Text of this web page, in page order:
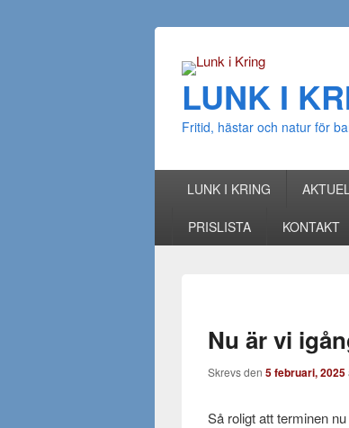
LUNK I
Fritid, hästar och natur för
Huvudmeny
Gå till huvudsakligt innehåll
Gå till sekundärt innehåll
LUNK I KRING
PRISLISTA KONTAKT
Nu är vi
Skrevs den5 februari, 2025
Så roligt att terminen